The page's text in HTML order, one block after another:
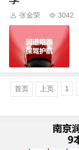
张金荣 3042
首页 上页 1